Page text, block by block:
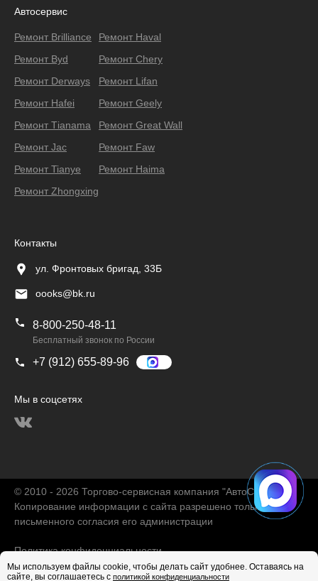
Автосервис
Ремонт Brilliance
Ремонт Byd
Ремонт Derways
Ремонт Hafei
Ремонт Тianama
Ремонт Jac
Ремонт Tianye
Ремонт Zhongxing
Ремонт Haval
Ремонт Chery
Ремонт Lifan
Ремонт Geely
Ремонт Great Wall
Ремонт Faw
Ремонт Haima
Контакты
ул. Фронтовых бригад, 33Б
oooks@bk.ru
8-800-250-48-11
Бесплатный звонок по России
+7 (912) 655-89-96
Мы в соцсетях
© 2010 - 2026 Торгово-сервисная компания "АвтоChina"
Копирование информации с сайта разрешено только с
письменного согласия его администрации
Политика конфиденциальности
Мы используем файлы cookie, чтобы делать сайт удобнее. Оставаясь на
сайте, вы соглашаетесь с политикой конфиденциальности